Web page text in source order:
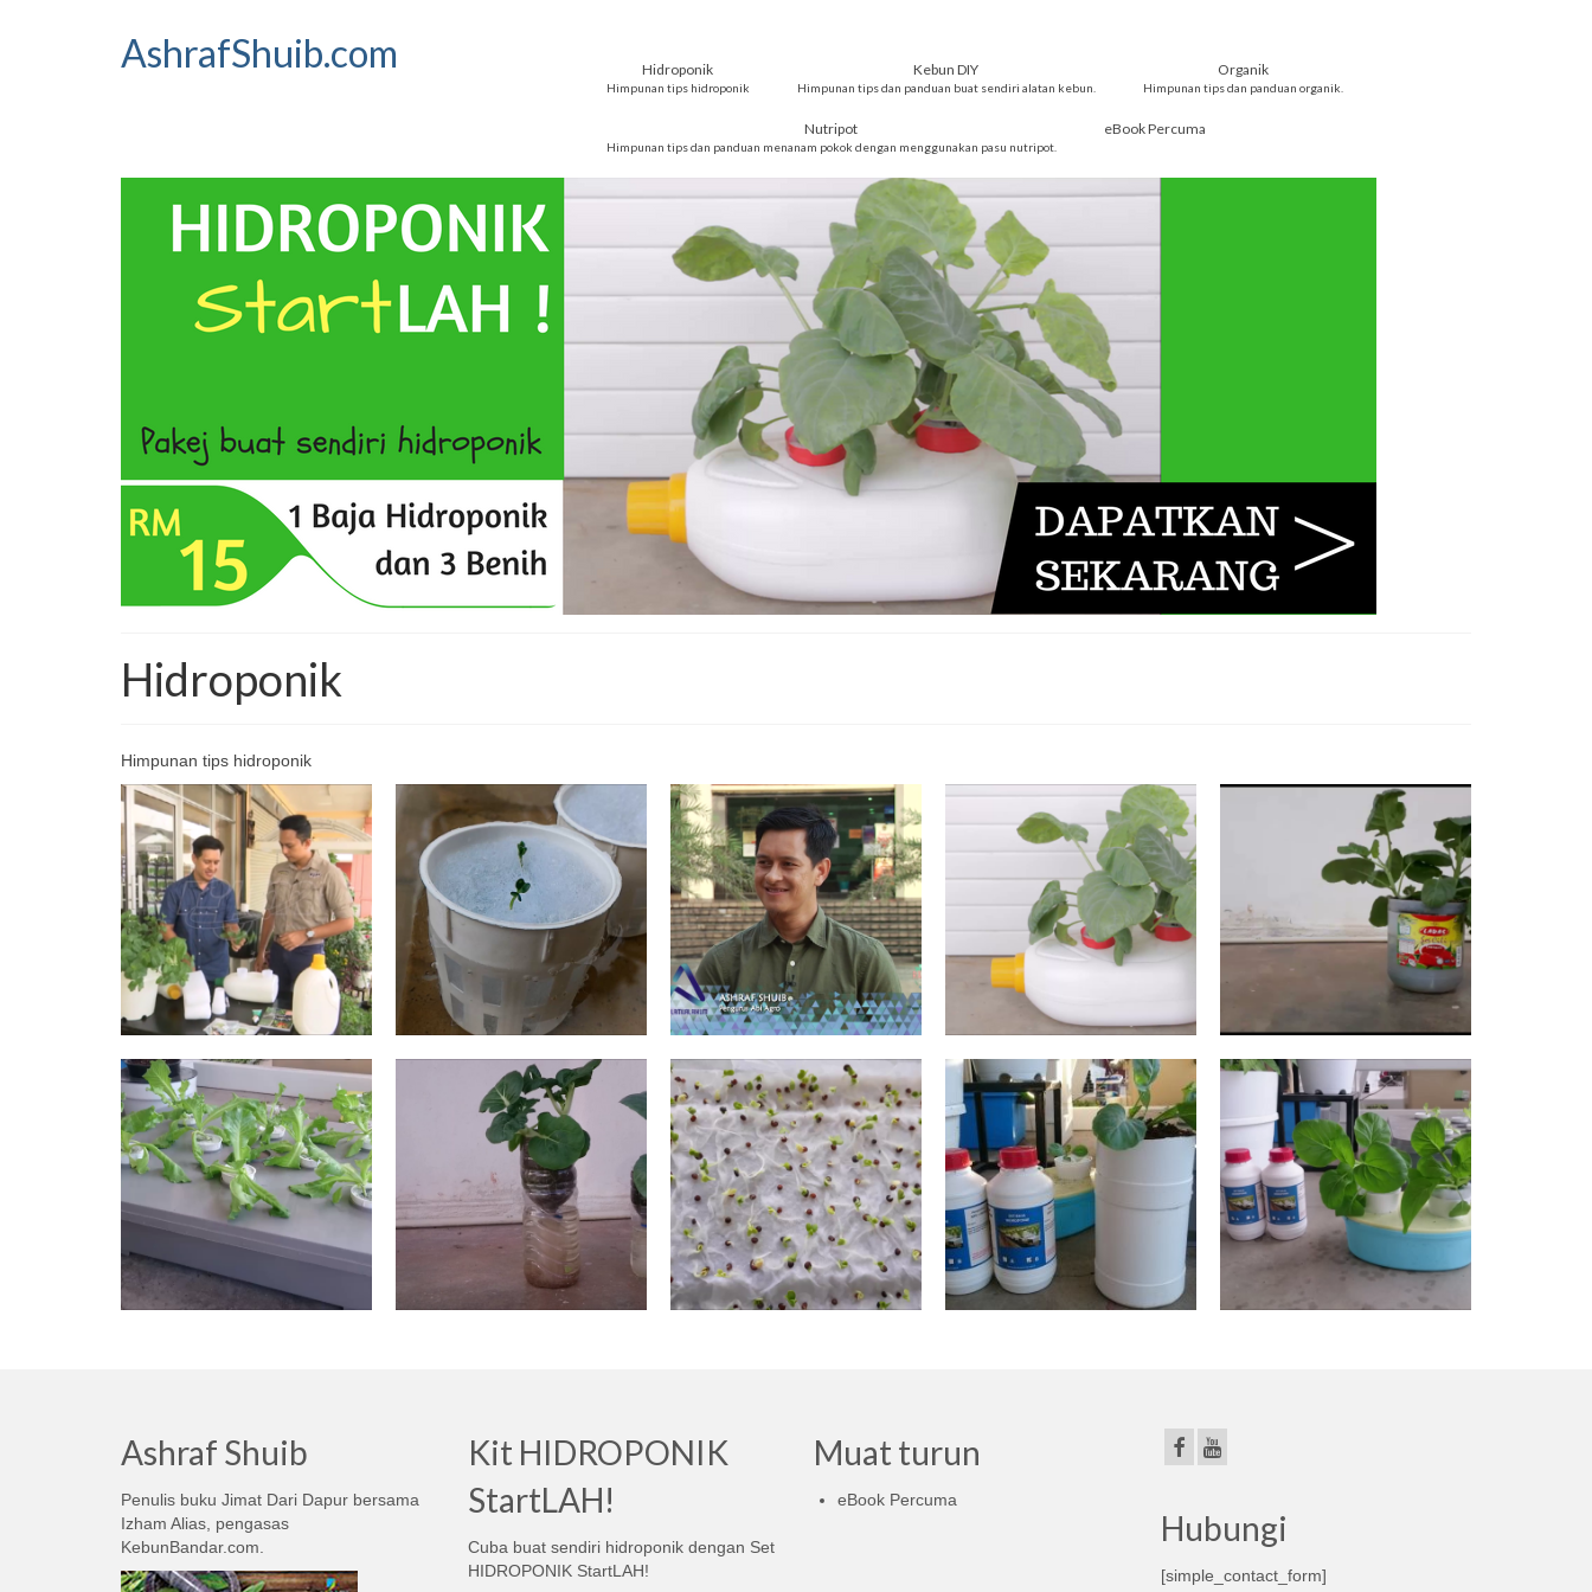
AshrafShuib.com Hidroponik
Himpunan tips hidroponik
Kebun DIY
Himpunan tips dan panduan buat sendiri alatan kebun.
Organik
Himpunan tips dan panduan organik.
Nutripot
Himpunan tips dan panduan menanam pokok dengan menggunakan pasu nutripot.
eBook Percuma
Hidroponik
Himpunan tips hidroponik
Ashraf Shuib
Penulis buku Jimat Dari Dapur bersama
Izham Alias, pengasas
KebunBandar.com.
Kit HIDROPONIK
StartLAH!
Cuba buat sendiri hidroponik dengan Set
HIDROPONIK StartLAH!
Muat turun
eBook Percuma
Hubungi
[simple_contact_form]